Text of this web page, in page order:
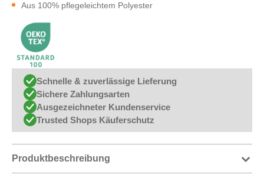
Aus 100% pflegeleichtem Polyester
Schnelle & zuverlässige Lieferung
Sichere Zahlungsarten
Ausgezeichneter Kundenservice
Trusted Shops Käuferschutz
Produktbeschreibung